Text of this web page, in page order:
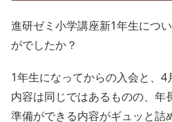
進研ゼミ小学講座新1年生につ
がでしたか？
1年生になってからの入会と、
内容は同じではあるものの、年
準備ができる内容がギュッと詰